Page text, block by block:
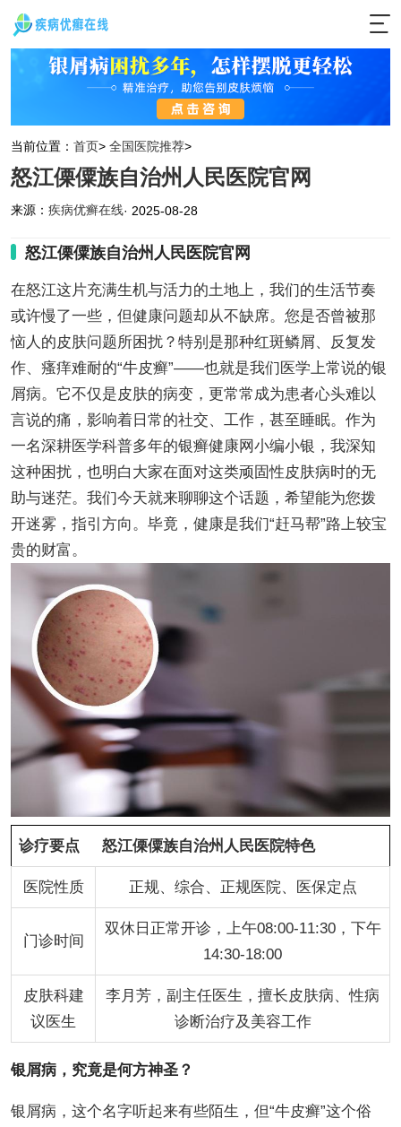
当前位置： 首页> 全国医院推荐>
怒江傈僳族自治州人民医院官网
来源： 疾病优癣在线· 2025-08-28
怒江傈僳族自治州人民医院官网
在怒江这片充满生机与活力的土地上，我们的生活节奏
或许慢了一些，但健康问题却从不缺席。您是否曾被那
恼人的皮肤问题所困扰？特别是那种红斑鳞屑、反复发
作、瘙痒难耐的“牛皮癣”——也就是我们医学上常说的银
屑病。它不仅是皮肤的病变，更常常成为患者心头难以
言说的痛，影响着日常的社交、工作，甚至睡眠。作为
一名深耕医学科普多年的银癣健康网小编小银，我深知
这种困扰，也明白大家在面对这类顽固性皮肤病时的无
助与迷茫。我们今天就来聊聊这个话题，希望能为您拨
开迷雾，指引方向。毕竟，健康是我们“赶马帮”路上较宝
贵的财富。
诊疗要点 怒江傈僳族自治州人民医院特色
医院性质 正规、综合、正规医院、医保定点
门诊时间
双休日正常开诊，上午08:00-11:30，下午
14:30-18:00
皮肤科建
议医生
李月芳，副主任医生，擅长皮肤病、性病
诊断治疗及美容工作
银屑病，究竟是何方神圣？
银屑病，这个名字听起来有些陌生，但“牛皮癣”这个俗